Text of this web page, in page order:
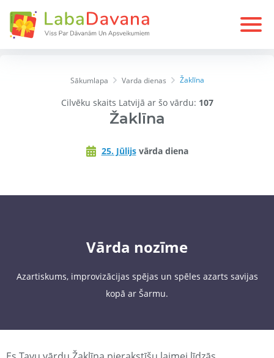
Sākumlapa Varda dienas Žaklīna
Cilvēku skaits Latvijā ar šo vārdu: 107
Žaklīna
25. Jūlijsvārda diena
Vārda nozīme
Azartiskums, improvizācijas spējas un spēles azarts savijas
kopā ar Šarmu.